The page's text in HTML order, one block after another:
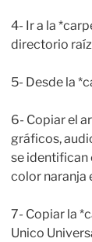
4- Ir a la
directorio
5- Desde la
6- Copiar el
gráficos,
se identifican
color naranja
7- Copiar la
Unico